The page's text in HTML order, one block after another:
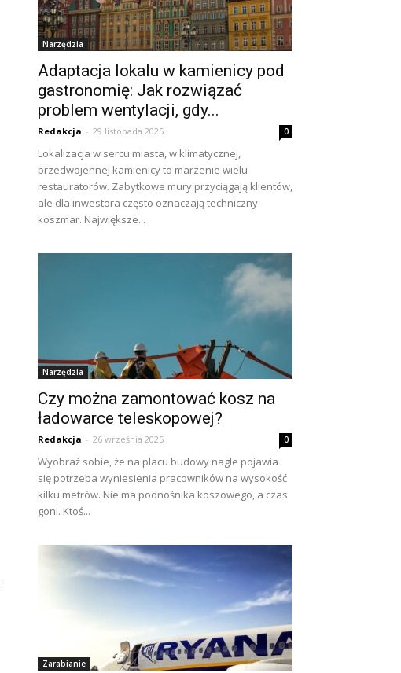
Narzędzia
Adaptacja lokalu w kamienicy pod
gastronomię: Jak rozwiązać
problem wentylacji, gdy...
Redakcja - 29 listopada 2025 0
Lokalizacja w sercu miasta, w klimatycznej,
przedwojennej kamienicy to marzenie wielu
restauratorów. Zabytkowe mury przyciągają klientów,
ale dla inwestora często oznaczają techniczny
koszmar. Największe...
Narzędzia
Czy można zamontować kosz na
ładowarce teleskopowej?
Redakcja - 26 września 2025 0
Wyobraź sobie, że na placu budowy nagle pojawia
się potrzeba wyniesienia pracowników na wysokość
kilku metrów. Nie ma podnośnika koszowego, a czas
goni. Ktoś...
Zarabianie